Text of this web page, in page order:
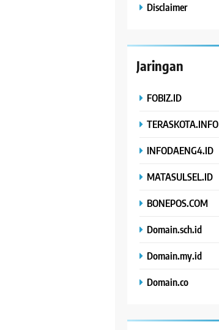
Disclaimer
Jaringan
FOBIZ.ID
TERASKOTA.INFO
INFODAENG4.ID
MATASULSEL.ID
BONEPOS.COM
Domain.sch.id
Domain.my.id
Domain.co